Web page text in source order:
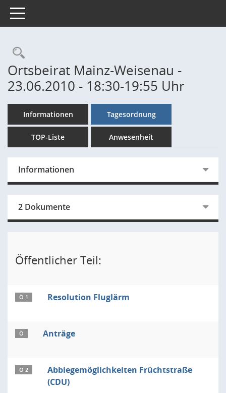
Toggle navigation
Rechercheauswahl
Ortsbeirat Mainz-Weisenau -
23.06.2010 - 18:30-19:55 Uhr
Informationen Tagesordnung
TOP-Liste Anwesenheit
Informationen
2 Dokumente
Öffentlicher Teil:
Ö 1 Resolution Fluglärm
Ö Anträge
Ö 2
Abbiegemöglichkeiten Früchtstraße
(CDU)